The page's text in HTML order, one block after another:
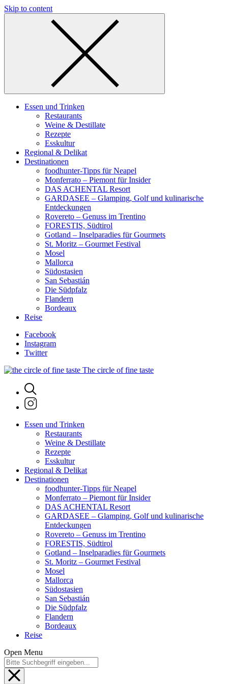
Skip to content
Essen und Trinken
Restaurants
Weine & Destillate
Rezepte
Esskultur
Regional & Delikat
Destinationen
foodhunter-Tipps für Neapel
Monferrato – Piemont für Insider
DAS ACHENTAL Resort
GARDASEE – Glamping, Golf und kulinarische
Entdeckungen
Rovereto – Genuss im Trentino
FORESTIS, Südtirol
Gotland – Inselparadies für Gourmets
St. Moritz – Gourmet Festival
Mosel
Mallorca
Südostasien
San Sebastián
Die Südpfalz
Flandern
Bordeaux
Reise
Facebook
Instagram
Twitter
The circle of fine taste
Essen und Trinken
Restaurants
Weine & Destillate
Rezepte
Esskultur
Regional & Delikat
Destinationen
foodhunter-Tipps für Neapel
Monferrato – Piemont für Insider
DAS ACHENTAL Resort
GARDASEE – Glamping, Golf und kulinarische
Entdeckungen
Rovereto – Genuss im Trentino
FORESTIS, Südtirol
Gotland – Inselparadies für Gourmets
St. Moritz – Gourmet Festival
Mosel
Mallorca
Südostasien
San Sebastián
Die Südpfalz
Flandern
Bordeaux
Reise
Open Menu